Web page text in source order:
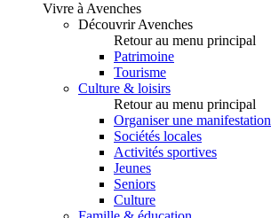
Vivre à Avenches
Découvrir Avenches
Retour au menu principal
Patrimoine
Tourisme
Culture & loisirs
Retour au menu principal
Organiser une manifestation
Sociétés locales
Activités sportives
Jeunes
Seniors
Culture